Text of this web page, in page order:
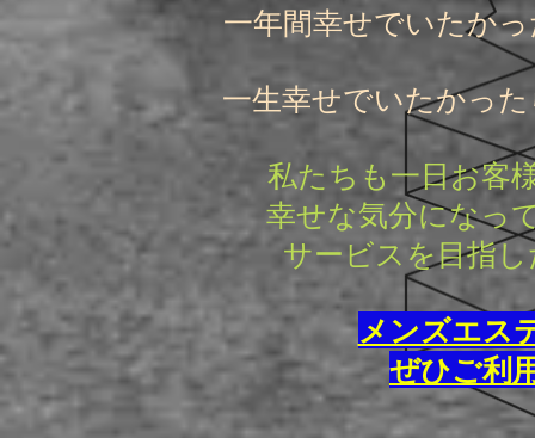
一年間幸せでいたか
一生幸せでいたかっ
私たちも一日お客
幸せな気分になっ
サービスを目指
メンズエス
ぜひご利